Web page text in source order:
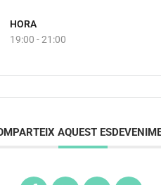
HORA
19:00 - 21:00
AQUEST